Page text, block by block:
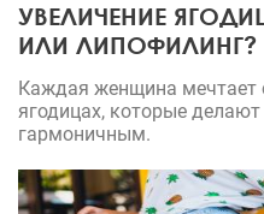
УВЕЛИЧЕНИЕ
ИЛИ ЛИПОФИЛИНГ?
Каждая женщина мечтает
ягодицах, которые
гармоничным.